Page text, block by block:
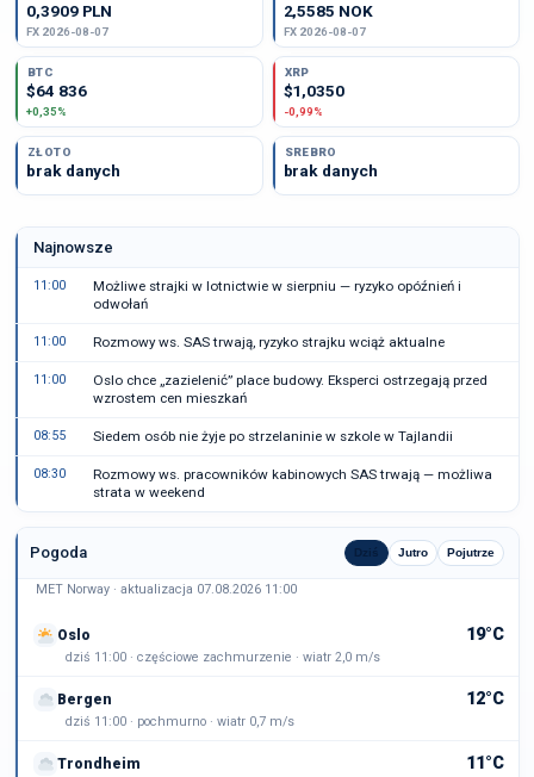
0,3909 PLN
FX 2026-08-07
2,5585 NOK
FX 2026-08-07
BTC
$64 836
+0,35%
XRP
$1,0350
-0,99%
ZŁOTO
brak danych
SREBRO
brak danych
Najnowsze
11:00
Możliwe strajki w lotnictwie w sierpniu — ryzyko opóźnień i
odwołań
11:00 Rozmowy ws. SAS trwają, ryzyko strajku wciąż aktualne
11:00
Oslo chce „zazielenić” place budowy. Eksperci ostrzegają przed
wzrostem cen mieszkań
08:55 Siedem osób nie żyje po strzelaninie w szkole w Tajlandii
08:30
Rozmowy ws. pracowników kabinowych SAS trwają — możliwa
strata w weekend
Pogoda Dziś Jutro Pojutrze
MET Norway · aktualizacja 07.08.2026 11:00
Oslo 19°C
dziś 11:00 · częściowe zachmurzenie · wiatr 2,0 m/s
Bergen 12°C
dziś 11:00 · pochmurno · wiatr 0,7 m/s
Trondheim 11°C